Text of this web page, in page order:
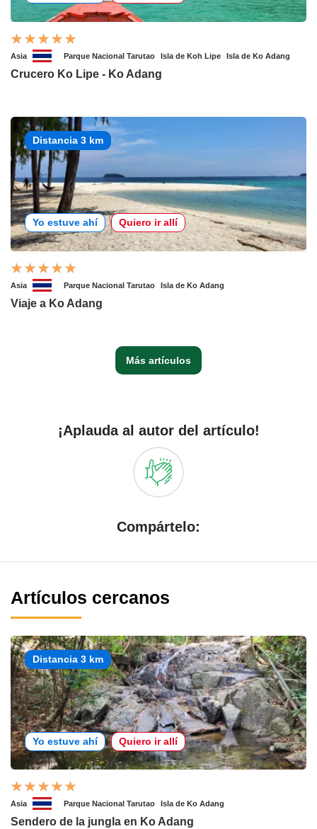
Asia Parque Nacional Tarutao Isla de Koh Lipe Isla de Ko Adang
Crucero Ko Lipe - Ko Adang
Distancia 3 km
Yo estuve ahí Quiero ir allí
Asia Parque Nacional Tarutao Isla de Ko Adang
Viaje a Ko Adang
Más artículos
¡Aplauda al autor del artículo!
Compártelo:
Artículos cercanos
Distancia 3 km
Yo estuve ahí Quiero ir allí
Asia Parque Nacional Tarutao Isla de Ko Adang
Sendero de la jungla en Ko Adang